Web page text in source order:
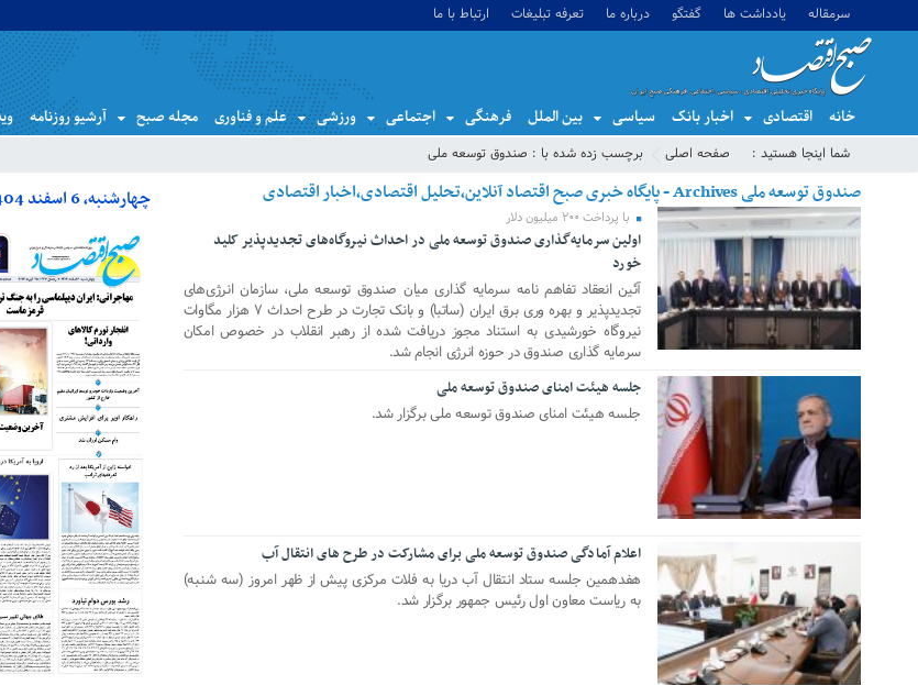
سرمقاله یادداشت ها گفتگو درباره ما تعرفه تبلیغات ارتباط با ما
خانه اقتصادی اخبار بانک سیاسی بین الملل فرهنگی اجتماعی ورزشی علم و فناوری مجله صبح آرشیو روزنامه
شما اینجا هستید : صفحه اصلی برچسب زده شده با : صندوق توسعه ملی
صندوق توسعه ملی Archives - پایگاه خبری صبح اقتصاد آنلاین،تحلیل اقتصادی،اخبار اقتصادی
29 جولای 2025
با پرداخت ۲۰۰ میلیون دلار
اولین سرمایه‌گذاری صندوق توسعه ملی در احداث نیروگاه‌های تجدیدپذیر کلید
خورد
آئین انعقاد تفاهم نامه سرمایه گذاری میان صندوق توسعه ملی، سازمان انرژی‌های
تجدیدپذیر و بهره وری برق ایران (ساتبا) و بانک تجارت در طرح احداث ۷ هزار مگاوات
نیروگاه خورشیدی به استناد مجوز دریافت شده از رهبر انقلاب در خصوص امکان
سرمایه گذاری صندوق در حوزه انرژی انجام شد.
جلسه هیئت امنای صندوق توسعه ملی
جلسه هیئت امنای صندوق توسعه ملی برگزار شد.
اعلام آمادگی صندوق توسعه ملی برای مشارکت در طرح های انتقال آب
هفدهمین جلسه ستاد انتقال آب دریا به فلات مرکزی پیش از ظهر امروز (سه شنبه)
به ریاست معاون اول رئیس جمهور برگزار شد.
چهارشنبه، 6 اسفند 1404